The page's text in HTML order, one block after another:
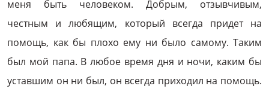
меня быть человеком. Добрым, отзывчивым,
честным и любящим, который всегда придет на
помощь, как бы плохо ему ни было самому. Таким
был мой папа. В любое время дня и ночи, каким бы
уставшим он ни был, он всегда приходил на помощь.